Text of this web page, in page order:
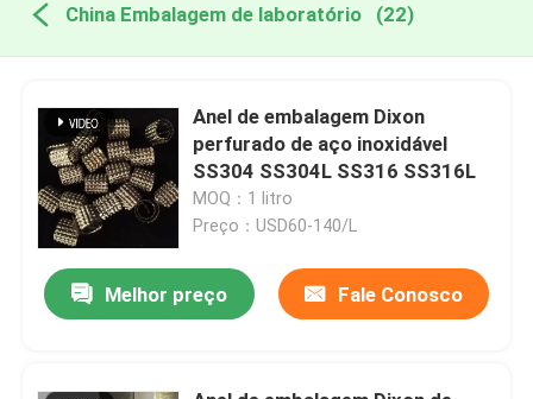
China Embalagem de laboratório (22)
Anel de embalagem Dixon
perfurado de aço inoxidável
SS304 SS304L SS316 SS316L
MOQ：1 litro
Preço：USD60-140/L
Melhor preço Fale Conosco